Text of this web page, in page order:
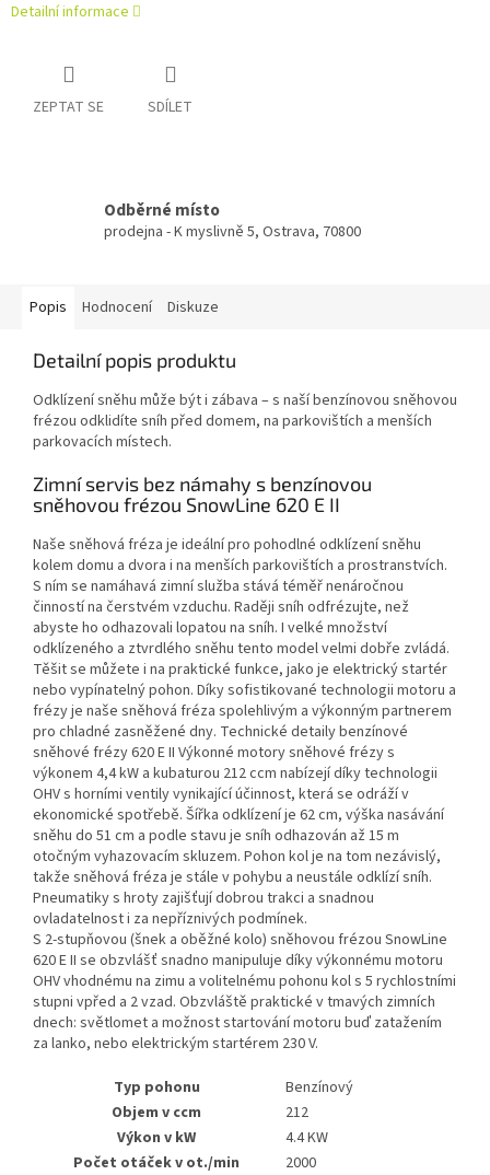
Detailní informace
ZEPTAT SE SDÍLET
Odběrné místo
prodejna - K myslivně 5, Ostrava, 70800
Popis Hodnocení Diskuze
Detailní popis produktu
Odklízení sněhu může být i zábava – s naší benzínovou sněhovou
frézou odklidíte sníh před domem, na parkovištích a menších
parkovacích místech.
Zimní servis bez námahy s benzínovou
sněhovou frézou SnowLine 620 E II
Naše sněhová fréza je ideální pro pohodlné odklízení sněhu
kolem domu a dvora i na menších parkovištích a prostranstvích.
S ním se namáhavá zimní služba stává téměř nenáročnou
činností na čerstvém vzduchu. Raději sníh odfrézujte, než
abyste ho odhazovali lopatou na sníh. I velké množství
odklízeného a ztvrdlého sněhu tento model velmi dobře zvládá.
Těšit se můžete i na praktické funkce, jako je elektrický startér
nebo vypínatelný pohon. Díky sofistikované technologii motoru a
frézy je naše sněhová fréza spolehlivým a výkonným partnerem
pro chladné zasněžené dny. Technické detaily benzínové
sněhové frézy 620 E II Výkonné motory sněhové frézy s
výkonem 4,4 kW a kubaturou 212 ccm nabízejí díky technologii
OHV s horními ventily vynikající účinnost, která se odráží v
ekonomické spotřebě. Šířka odklízení je 62 cm, výška nasávání
sněhu do 51 cm a podle stavu je sníh odhazován až 15 m
otočným vyhazovacím skluzem. Pohon kol je na tom nezávislý,
takže sněhová fréza je stále v pohybu a neustále odklízí sníh.
Pneumatiky s hroty zajišťují dobrou trakci a snadnou
ovladatelnost i za nepříznivých podmínek.
S 2-stupňovou (šnek a oběžné kolo) sněhovou frézou SnowLine
620 E II se obzvlášť snadno manipuluje díky výkonnému motoru
OHV vhodnému na zimu a volitelnému pohonu kol s 5 rychlostními
stupni vpřed a 2 vzad. Obzvláště praktické v tmavých zimních
dnech: světlomet a možnost startování motoru buď zatažením
za lanko, nebo elektrickým startérem 230 V.
Typ pohonu
Benzínový
Objem v ccm
212
Výkon v kW
4.4 KW
Počet otáček v ot./min
2000